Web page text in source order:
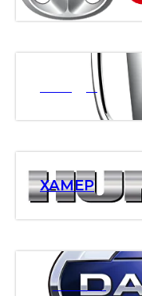
ХОНДА
ХАМЕР
ДАТСАН